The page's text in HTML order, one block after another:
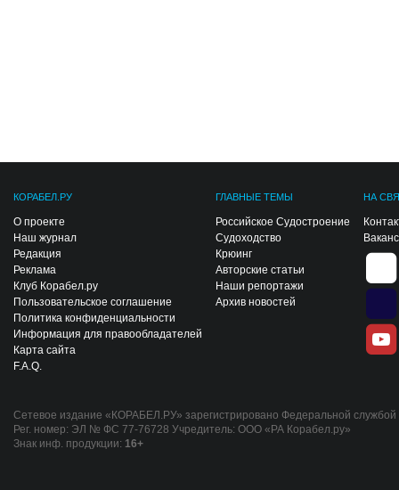
КОРАБЕЛ.РУ
О проекте
Наш журнал
Редакция
Реклама
Клуб Корабел.ру
Пользовательское соглашение
Политика конфиденциальности
Информация для правообладателей
Карта сайта
F.A.Q.
ГЛАВНЫЕ ТЕМЫ
Российское Судостроение
Судоходство
Крюинг
Авторские статьи
Наши репортажи
Архив новостей
НА
Сетевое издание «КОРАБЕЛ.РУ» зарегистрировано Федеральной
Рег. номер: ЭЛ № ФС 77-76728 Учредитель: ООО «РА Корабел.ру»
Знак инф. продукции: 16+